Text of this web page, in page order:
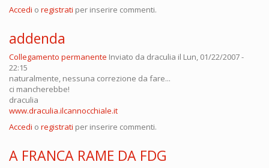
Accedi o registrati per inserire commenti.
addenda
Collegamento permanente Inviato da draculia il Lun, 01/22/2007 -
22:15
naturalmente, nessuna correzione da fare...
ci mancherebbe!
draculia
www.draculia.ilcannocchiale.it
Accedi o registrati per inserire commenti.
A FRANCA RAME DA FDG